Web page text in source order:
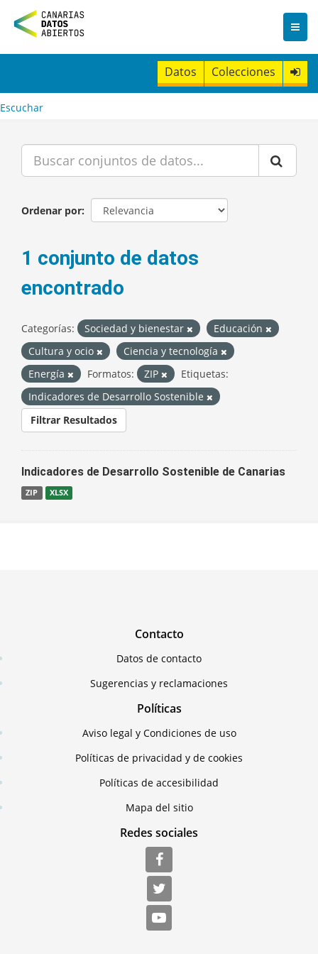
n
t
Datos Colecciones
Escuchar
Ordenar por
1 conjunto de datos
encontrado
Categorías: Sociedad y bienestar
Educación
Cultura y ocio
Ciencia y tecnología
Energía
Formatos: ZIP
Etiquetas:
Indicadores de Desarrollo Sostenible
Filtrar Resultados
Indicadores de Desarrollo Sostenible de Canarias
ZIP XLSX
Contacto
Datos de contacto
Sugerencias y reclamaciones
Políticas
Aviso legal y Condiciones de uso
Políticas de privacidad y de cookies
Políticas de accesibilidad
Mapa del sitio
Redes sociales